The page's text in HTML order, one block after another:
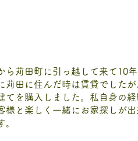
ら苅田町に引っ越して来て10年
苅田に住んだ時は賃貸でした
てを購入しました。私自身の
様と楽しく一緒にお家探しが
。